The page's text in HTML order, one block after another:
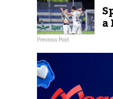
a
Previous Post